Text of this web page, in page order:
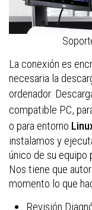
La conexión es
necesaria la
ordenador.
compatible PC,
o para entorno
instalamos y
único de su equipo
Nos tiene que
momento lo que
Revisión